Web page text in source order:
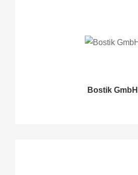
Bostik GmbH